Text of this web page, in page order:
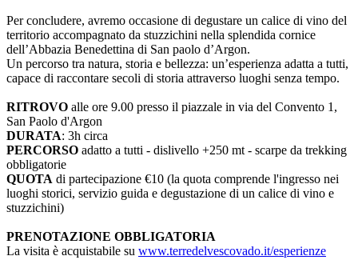
Per concludere, avremo occasione di degustare un calice di vino del
territorio accompagnato da stuzzichini nella splendida cornice
dell’Abbazia Benedettina di San paolo d’Argon.
Un percorso tra natura, storia e bellezza: un’esperienza adatta a tutti,
capace di raccontare secoli di storia attraverso luoghi senza tempo.
RITROVO alle ore 9.00 presso il piazzale in via del Convento 1,
San Paolo d'Argon
DURATA: 3h circa
PERCORSO adatto a tutti - dislivello +250 mt - scarpe da trekking
obbligatorie
QUOTA di partecipazione €10 (la quota comprende l'ingresso nei
luoghi storici, servizio guida e degustazione di un calice di vino e
stuzzichini)
PRENOTAZIONE OBBLIGATORIA
La visita è acquistabile su www.terredelvescovado.it/esperienze